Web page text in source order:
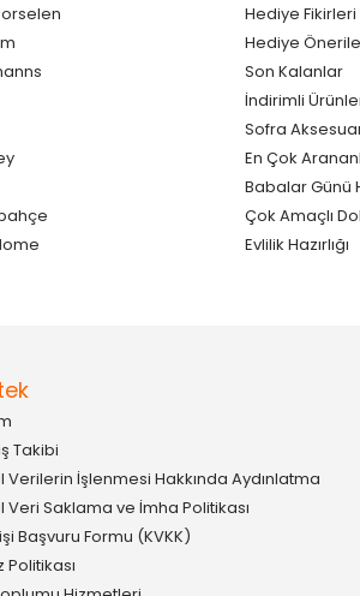
Hediye Fikirleri
Hediye
Son Kalanlar
İndirimli
Sofra
En Çok
Babalar Günü
Çok Amaçlı
Evlilik Hazırlığı
Takibi
Verilerin İşlenmesi Hakkında Aydınlatma
Veri Saklama ve İmha Politikası
Başvuru Formu (KVKK)
Politikası